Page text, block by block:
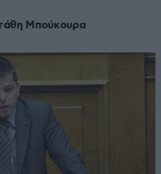
Μπούκουρα